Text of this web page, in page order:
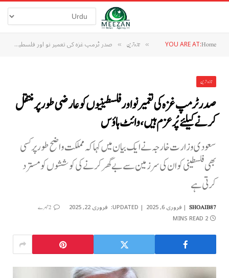
YOU ARE AT:Home
» تازہ ترین » صدر ٹرمپ غزہ کی تعمیر نو اور فلسطینیوں کو عارضی طور پر منتقل کرنے کیلئے پُرعزم ہیں، وائٹ ہاؤس
تازہ ترین
صدر ٹرمپ غزہ کی تعمیر نو اور فلسطینیوں کو عارضی طور پر منتقل
کرنے کیلئے پُرعزم ہیں، وائٹ ہاؤس
سعودی وزارت خارجہ نے ایک بیان میں کہا کہ مملکت واضح طور پر کسی
بھی فلسطینی کو ان کی سرزمین سے بے گھر کرنے کی کوششوں کو مسترد
کرتی ہے
SHOAIB87 فروری 6, 2025 UPDATED: فروری 22, 2025 2 تبصرے
2 MINS READ